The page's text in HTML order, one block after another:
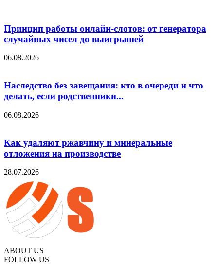
Принцип работы онлайн-слотов: от генератора
случайных чисел до выигрышей
06.08.2026
Наследство без завещания: кто в очереди и что
делать, если родственники...
06.08.2026
Как удаляют ржавчину и минеральные
отложения на производстве
28.07.2026
ABOUT US
FOLLOW US